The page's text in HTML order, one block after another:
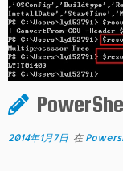
2014年1月7日 在